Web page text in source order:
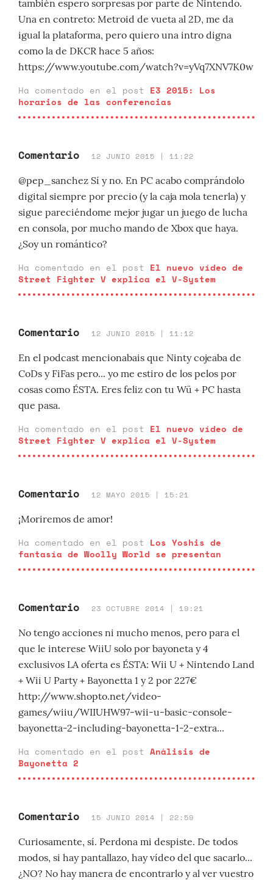
también espero sorpresas por parte de Nintendo.
Una en contreto: Metroid de vueta al 2D, me da
igual la plataforma, pero quiero una intro digna
como la de DKCR hace 5 años:
https://www.youtube.com/watch?v=yVq7XNV7K0w
Ha comentado en el post E3 2015: Los
horarios de las conferencias
Comentario 12 JUNIO 2015 | 11:22
@pep_sanchez Sí y no. En PC acabo comprándolo
digital siempre por precio (y la caja mola tenerla) y
sigue pareciéndome mejor jugar un juego de lucha
en consola, por mucho mando de Xbox que haya.
¿Soy un romántico?
Ha comentado en el post El nuevo vídeo de
Street Fighter V explica el V-System
Comentario 12 JUNIO 2015 | 11:12
En el podcast mencionabais que Ninty cojeaba de
CoDs y FiFas pero... yo me estiro de los pelos por
cosas como ÉSTA. Eres feliz con tu Wü + PC hasta
que pasa.
Ha comentado en el post El nuevo vídeo de
Street Fighter V explica el V-System
Comentario 12 MAYO 2015 | 15:21
¡Moriremos de amor!
Ha comentado en el post Los Yoshis de
fantasía de Woolly World se presentan
Comentario 23 OCTUBRE 2014 | 19:21
No tengo acciones ni mucho menos, pero para el
que le interese WiiU solo por bayoneta y 4
exclusivos LA oferta es ÉSTA: Wii U + Nintendo Land
+ Wii U Party + Bayonetta 1 y 2 por 227€
http://www.shopto.net/video-
games/wiiu/WIIUHW97-wii-u-basic-console-
bayonetta-2-including-bayonetta-1-2-extra...
Ha comentado en el post Análisis de
Bayonetta 2
Comentario 15 JUNIO 2014 | 22:59
Curiosamente, sí. Perdona mi despiste. De todos
modos, si hay pantallazo, hay vídeo del que sacarlo...
¿NO? No hay manera de encontrarlo y al ver vuestro